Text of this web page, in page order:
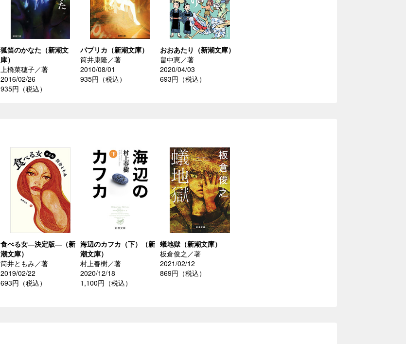
狐笛のかなた（新潮文
庫）
上橋菜穂子／著
2016/02/26
935円（税込）
パプリカ（新潮文庫）
筒井康隆／著
2010/08/01
935円（税込）
おおあたり（新潮文庫）
畠中恵／著
2020/04/03
693円（税込）
食べる女―決定版―（新
潮文庫）
筒井ともみ／著
2019/02/22
693円（税込）
海辺のカフカ（下）（新
潮文庫）
村上春樹／著
2020/12/18
1,100円（税込）
蟻地獄（新潮文庫）
板倉俊之／著
2021/02/12
869円（税込）